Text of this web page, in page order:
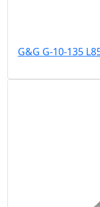
G&G G-10-135